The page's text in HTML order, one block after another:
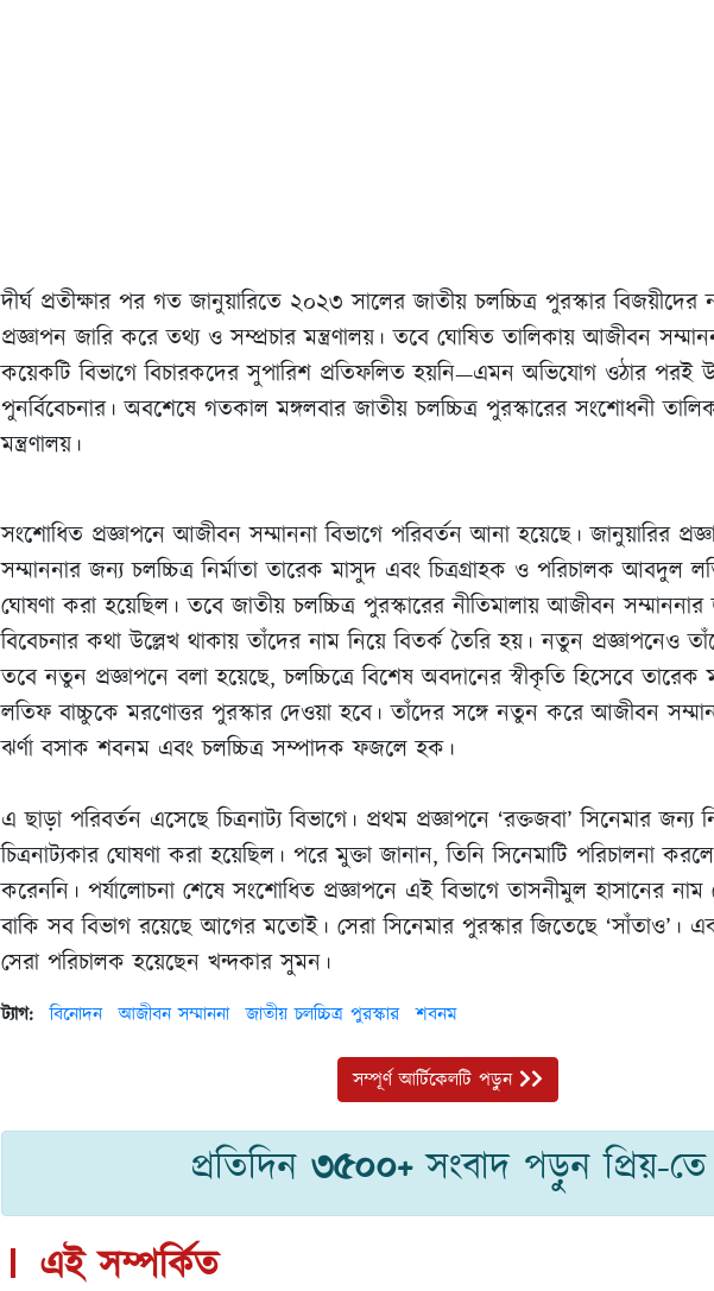
দীর্ঘ প্রতীক্ষার পর গত জানুয়ারিতে ২০২৩ সালের জাতীয় চলচ্চিত্র পুরস্কার
প্রজ্ঞাপন জারি করে তথ্য ও সম্প্রচার মন্ত্রণালয়। তবে ঘোষিত তালিকায় আজীবন
কয়েকটি বিভাগে বিচারকদের সুপারিশ প্রতিফলিত হয়নি—এমন অভিযোগ ওঠার পরই
পুনর্বিবেচনার। অবশেষে গতকাল মঙ্গলবার জাতীয় চলচ্চিত্র পুরস্কারের সংশোধনী
মন্ত্রণালয়।
সংশোধিত প্রজ্ঞাপনে আজীবন সম্মাননা বিভাগে পরিবর্তন আনা হয়েছে। জানুয়ারির
সম্মাননার জন্য চলচ্চিত্র নির্মাতা তারেক মাসুদ এবং চিত্রগ্রাহক ও পরিচালক আবদুল
ঘোষণা করা হয়েছিল। তবে জাতীয় চলচ্চিত্র পুরস্কারের নীতিমালায় আজীবন সম্মাননার
বিবেচনার কথা উল্লেখ থাকায় তাঁদের নাম নিয়ে বিতর্ক তৈরি হয়। নতুন প্রজ্ঞাপনেও
তবে নতুন প্রজ্ঞাপনে বলা হয়েছে, চলচ্চিত্রে বিশেষ অবদানের স্বীকৃতি হিসেবে
লতিফ বাচ্চুকে মরণোত্তর পুরস্কার দেওয়া হবে। তাঁদের সঙ্গে নতুন করে আজীবন
ঝর্ণা বসাক শবনম এবং চলচ্চিত্র সম্পাদক ফজলে হক।
এ ছাড়া পরিবর্তন এসেছে চিত্রনাট্য বিভাগে। প্রথম প্রজ্ঞাপনে ‘রক্তজবা’ সিনেমার জন্য
চিত্রনাট্যকার ঘোষণা করা হয়েছিল। পরে মুক্তা জানান, তিনি সিনেমাটি পরিচালনা
করেননি। পর্যালোচনা শেষে সংশোধিত প্রজ্ঞাপনে এই বিভাগে তাসনীমুল হাসানের
বাকি সব বিভাগ রয়েছে আগের মতোই। সেরা সিনেমার পুরস্কার জিতেছে ‘সাঁতাও’।
সেরা পরিচালক হয়েছেন খন্দকার সুমন।
ট্যাগ: বিনোদন আজীবন সম্মাননা জাতীয় চলচ্চিত্র পুরস্কার শবনম
সম্পূর্ণ আর্টিকেলটি পড়ুন
প্রতিদিন ৩৫০০+সংবাদ পড়ুন প্রিয়-তে
এই সম্পর্কিত